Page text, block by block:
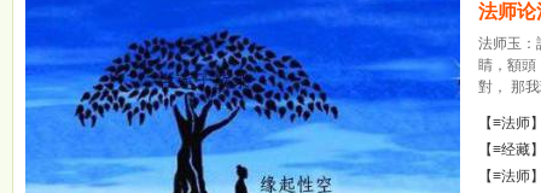
法师论
法师玉：
睛，額頭
對， 那
【≡法师
【≡经藏
【≡法师